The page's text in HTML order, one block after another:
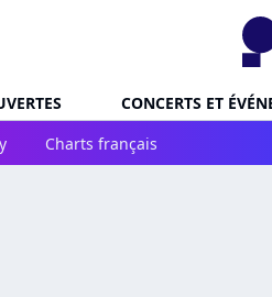
CONCERTS ET
Charts français